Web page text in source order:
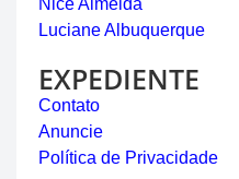
Nice Almeida
Luciane Albuquerque
EXPEDIENTE
Contato
Anuncie
Política de Privacidade